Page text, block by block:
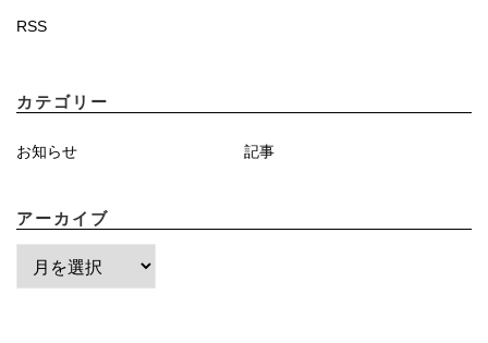
RSS
カテゴリー
お知らせ 記事
アーカイブ
ー